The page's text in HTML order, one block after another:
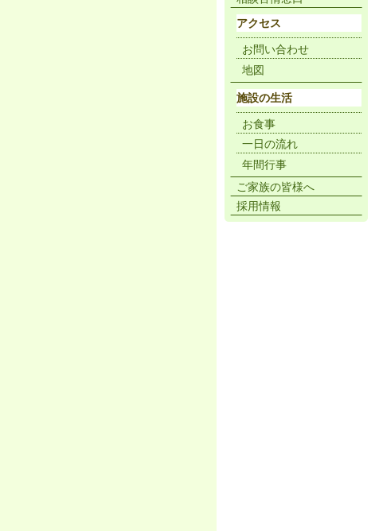
アクセス
お問い合わせ
地図
施設の生活
お食事
一日の流れ
年間行事
ご家族の皆様へ
採用情報